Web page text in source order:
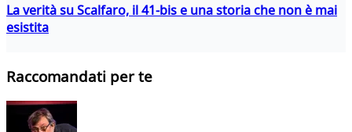
La verità su Scalfaro, il 41-bis e una storia che non è mai
esistita
Raccomandati per te